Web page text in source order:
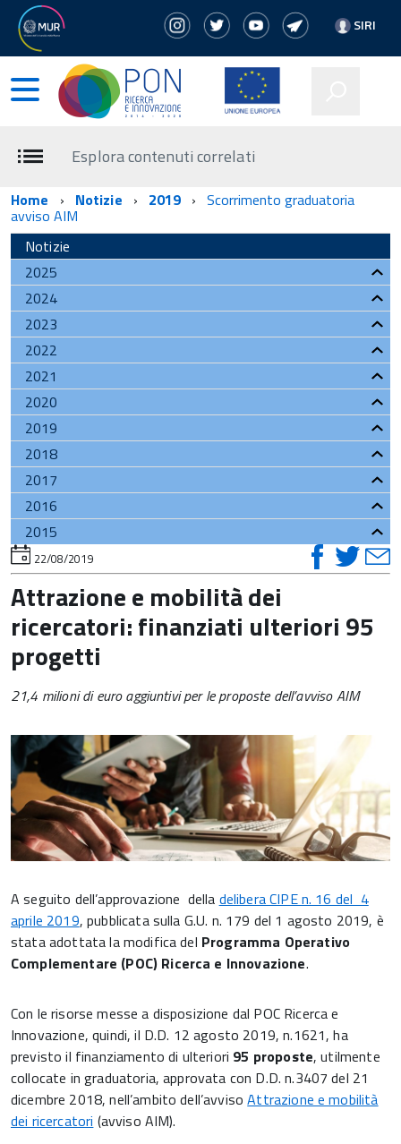
SIRI
Esplora contenuti correlati
Home Notizie 2019 Scorrimento graduatoria
avviso AIM
Notizie
2025
2024
2023
2022
2021
2020
2019
2018
2017
2016
2015
torna
all'inizio
del
contenuto
22/08/2019
susu
Attrazione e mobilità dei
ricercatori: finanziati ulteriori 95
progetti
21,4 milioni di euro aggiuntivi per le proposte dell’avviso AIM
A seguito dell’approvazione della delibera CIPE n. 16 del 4
aprile 2019, pubblicata sulla G.U. n. 179 del 1 agosto 2019, è
stata adottata la modifica del Programma Operativo
Complementare (POC) Ricerca e Innovazione.
Con le risorse messe a disposizione dal POC Ricerca e
Innovazione, quindi, il D.D. 12 agosto 2019, n.1621, ha
previsto il finanziamento di ulteriori 95 proposte, utilmente
collocate in graduatoria, approvata con D.D. n.3407 del 21
dicembre 2018, nell’ambito dell’avvisoAttrazione e mobilità
dei ricercatori (avviso AIM).